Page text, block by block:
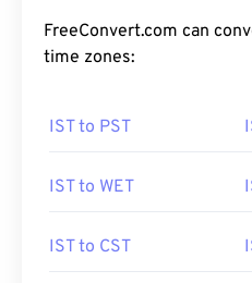
FreeConvert.com can
time zones:
IST to PST
IST to WET
IST to CST